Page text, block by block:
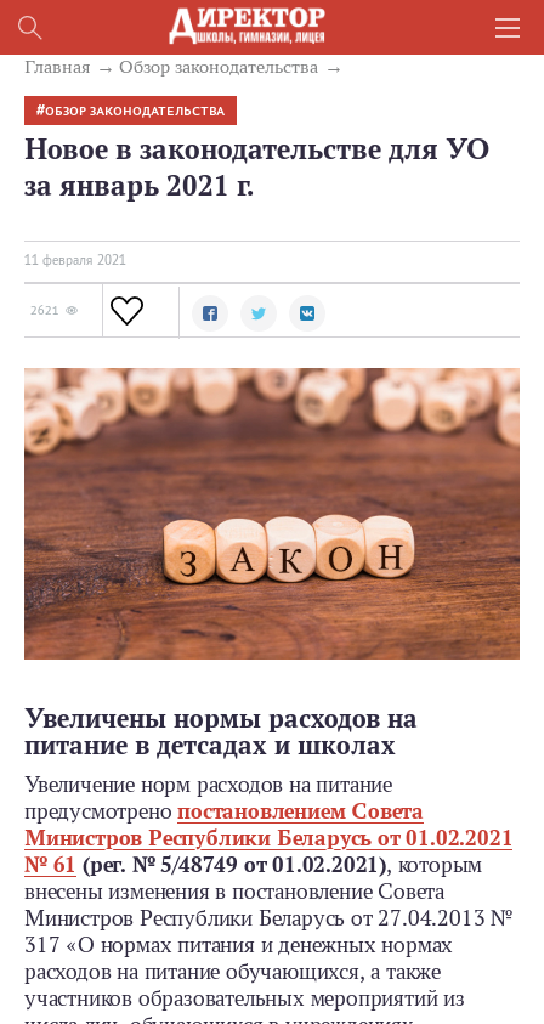
Главная Обзор законодательства
ОБЗОР ЗАКОНОДАТЕЛЬСТВА
Новое в законодательстве для УО
за январь 2021 г.
11 февраля 2021
2621
Увеличены нормы расходов на
питание в детсадах и школах
Увеличение норм расходов на питание
предусмотренопостановлением Совета
Министров Республики Беларусь от 01.02.2021
№ 61 (рег. № 5/48749 от 01.02.2021), которым
внесены изменения в постановление Совета
Министров Республики Беларусь от 27.04.2013 №
317 «О нормах питания и денежных нормах
расходов на питание обучающихся, а также
участников образовательных мероприятий из